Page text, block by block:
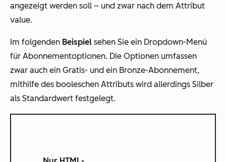
angezeigt werden soll – und zwar nach dem Attribut
value.
Im folgenden Beispiel sehen Sie ein Dropdown-Menü
für Abonnementoptionen. Die Optionen umfassen
zwar auch ein Gratis- und ein Bronze-Abonnement,
mithilfe des booleschen Attributs wird allerdings Silber
als Standardwert festgelegt.